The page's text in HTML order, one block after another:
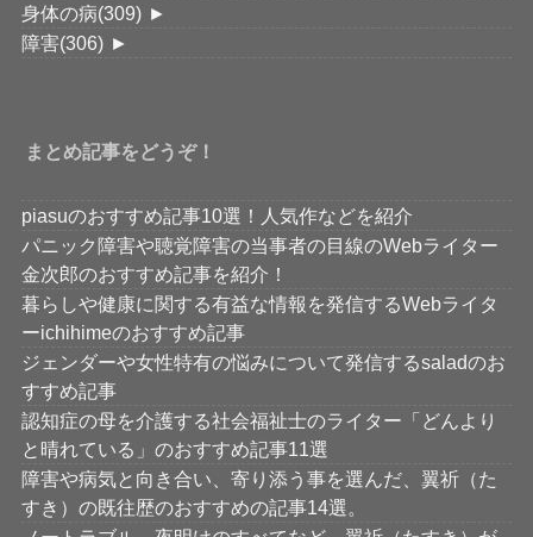
身体の病(309) ►
障害(306) ►
まとめ記事をどうぞ！
piasuのおすすめ記事10選！人気作などを紹介
パニック障害や聴覚障害の当事者の目線のWebライター
金次郎のおすすめ記事を紹介！
暮らしや健康に関する有益な情報を発信するWebライタ
ーichihimeのおすすめ記事
ジェンダーや女性特有の悩みについて発信するsaladのお
すすめ記事
認知症の母を介護する社会福祉士のライター「どんより
と晴れている」のおすすめ記事11選
障害や病気と向き合い、寄り添う事を選んだ、翼祈（た
すき）の既往歴のおすすめの記事14選。